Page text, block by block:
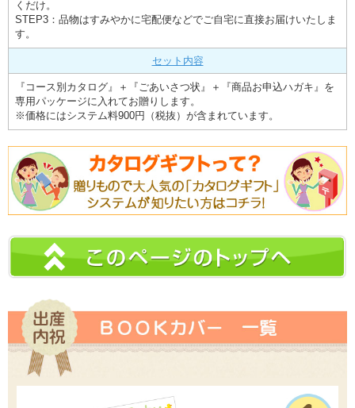
くだけ。
STEP3：品物はすみやかに宅配便などでご自宅に直接お届けいたしま
す。
セット内容
『コース別カタログ』＋『ごあいさつ状』＋『商品お申込ハガキ』を
専用パッケージに入れてお贈りします。
※価格にはシステム料900円（税抜）が含まれています。